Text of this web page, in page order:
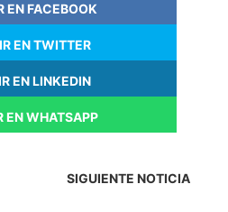
EN FACEBOOK
EN TWITTER
EN LINKEDIN
EN WHATSAPP
SIGUIENTE NOTICIA